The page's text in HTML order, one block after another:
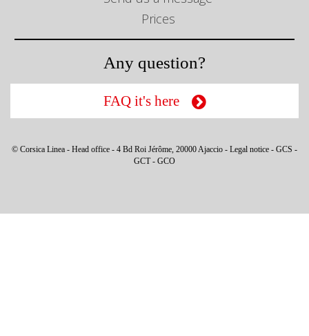
Prices
Any question?
FAQ it's here
© Corsica Linea - Head office - 4 Bd Roi Jérôme, 20000 Ajaccio - Legal notice - GCS -
GCT- GCO